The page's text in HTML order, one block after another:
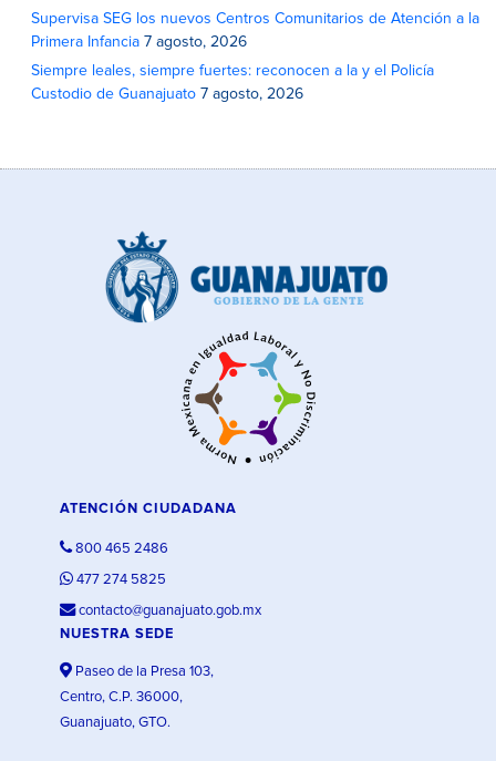
Supervisa SEG los nuevos Centros Comunitarios de Atención a la
Primera Infancia 7 agosto, 2026
Siempre leales, siempre fuertes: reconocen a la y el Policía
Custodio de Guanajuato 7 agosto, 2026
ATENCIÓN CIUDADANA
800 465 2486
477 274 5825
contacto@guanajuato.gob.mx
NUESTRA SEDE
Paseo de la Presa 103,
Centro, C.P. 36000,
Guanajuato, GTO.